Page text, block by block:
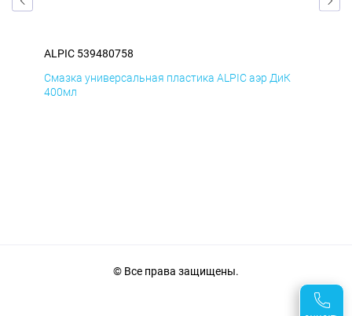
ALPIC 539480758
Смазка универсальная пластика ALPIC аэр ДиК
400мл
© Все права защищены.